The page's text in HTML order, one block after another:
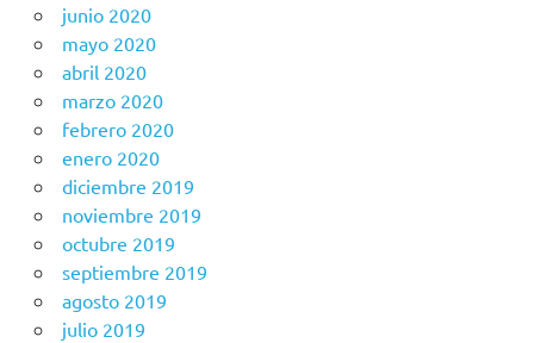
junio 2020
mayo 2020
abril 2020
marzo 2020
febrero 2020
enero 2020
diciembre 2019
noviembre 2019
octubre 2019
septiembre 2019
agosto 2019
julio 2019